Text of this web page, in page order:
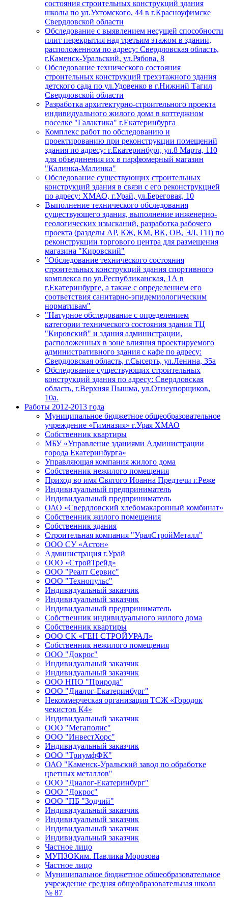
состояния строительных конструкций здания
школы по ул.Ухтомского, 44 в г.Красноуфимске
Свердловской области
Обследование с выявлением несущей способности
плит перекрытия над третьим этажом в здании,
расположенном по адресу: Свердловская область,
г.Каменск-Уральский, ул.Рябова, 8
Обследование технического состояния
строительных конструкций трехэтажного здания
детского сада по ул.Удовенко в г.Нижний Тагил
Свердловской области
Разработка архитектурно-строительного проекта
индивидуального жилого дома в коттеджном
поселке "Галактика" г.Екатеринбурга
Комплекс работ по обследованию и
проектированию при реконструкции помещений
здания по адресу: г.Екатеринбург, ул.8 Марта, 110
для объединения их в парфюмерный магазин
"Калинка-Малинка"
Обследование существующих строительных
конструкций здания в связи с его реконструкцией
по адресу: ХМАО, г.Урай, ул.Береговая, 10
Выполнение технического обследования
существующего здания, выполнение инженерно-
геологических изысканий, разработка рабочего
проекта (разделы АР, КЖ, КМ, ВК, ОВ, ЭЛ, ГП) по
реконструкции торгового центра для размещения
магазина "Кировский"
"Обследование технического состояния
строительных конструкций здания спортивного
комплекса по ул.Республиканская, 1А в
г.Екатеринбурге, а также с определением его
соответствия санитарно-эпидемиологическим
нормативам"
"Натурное обследование с определением
категории технического состояния здания ТЦ
"Кировский" и здания администрации,
расположенных в зоне влияния проектируемого
административного здания с кафе по адресу:
Свердловская область, г.Сысерть, ул.Ленина, 35а
Обследование существующих строительных
конструкций здания по адресу: Свердловская
область, г.Верхняя Пышма, ул.Огнеупорщиков,
10а.
Работы 2012-2013 года
Муниципальное бюджетное общеобразовательное
учреждение «Гимназия» г.Урая ХМАО
Собственник квартиры
МБУ «Управление зданиями Администрации
города Екатеринбурга»
Управляющая компания жилого дома
Собственник нежилого помещения
Приход во имя Святого Иоанна Предтечи г.Реже
Индивидуальный предприниматель
Индивидуальный предприниматель
ОАО «Свердловский хлебомакаронный комбинат»
Собственник жилого помещения
Собственник здания
Строительная компания "УралСтройМеталл"
ООО СУ «Астон»
Администрация г.Урай
ООО «СтройТрейд»
ООО "Реалт Сервис"
ООО "Технопульс"
Индивидуальный заказчик
Индивидуальный заказчик
Индивидуальный предприниматель
Собственник индивидуального жилого дома
Собственник квартиры
ООО СК «ГЕН СТРОЙУРАЛ»
Собственник нежилого помещения
ООО "Докрос"
Индивидуальный заказчик
Индивидуальный заказчик
ООО НПО "Природа"
ООО "Диалог-Екатеринбург"
Некоммерческая организация ТСЖ «Городок
чекистов К4»
Индивидуальный заказчик
ООО "Мегаполис"
ООО "ИнвестХорс"
Индивидуальный заказчик
ООО "ТриумфФК"
ОАО "Каменск-Уральский завод по обработке
цветных металлов"
ООО "Диалог-Екатеринбург"
ООО "Докрос"
ООО "ПБ "Зодчий"
Индивидуальный заказчик
Индивидуальный заказчик
Индивидуальный заказчик
Индивидуальный заказчик
Частное лицо
МУПЗОКим. Павлика Морозова
Частное лицо
Муниципальное бюджетное общеобразовательное
учреждение средняя общеобразовательная школа
№ 87